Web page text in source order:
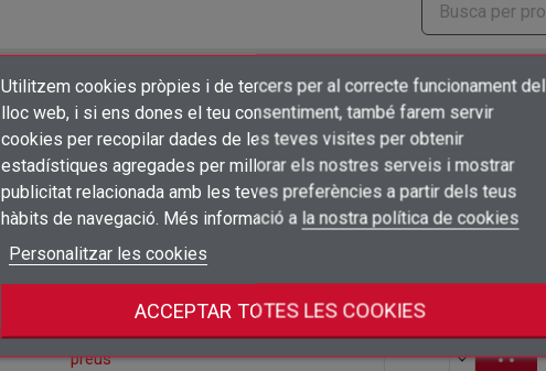
Afegir a la llista de desitjos×
add_circle_outline
Crear una llista de desitjos ×
Nom de la llista de desitjos
Crear una llista de desitjos
Connectar-se
Cal que connecteu per a desar els productes a la vostra llista de desitjos.
Utilitzem cookies pròpies i de tercers per al correcte funcionament del
lloc web, i si ens dones el teu consentiment, també farem servir
cookies per recopilar dades de les teves visites per obtenir
estadístiques agregades per millorar els nostres serveis i mostrar
publicitat relacionada amb les teves preferències a partir dels teus
hàbits de navegació. Més informació a la nostra política de cookies
Personalitzar les cookies
ACCEPTAR TOTES LES COOKIES
Preu Embalatge Accions
Inicia sessió per veure
preus
1 unidad un
Inicia sessió per veure
preus
1 unidad un shopping_cart
Inicia sessió per veure
1 unidad un shopping_cart
Inicia sessió per veure
preus
1 shopping_cart